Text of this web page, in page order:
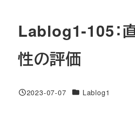
Lablog1-105：
性の評価
投稿日
2023-07-07 対象DBLablog1